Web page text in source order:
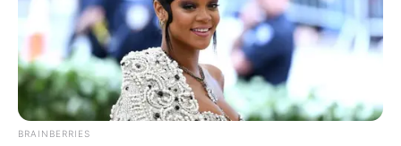
BRAINBERRIES